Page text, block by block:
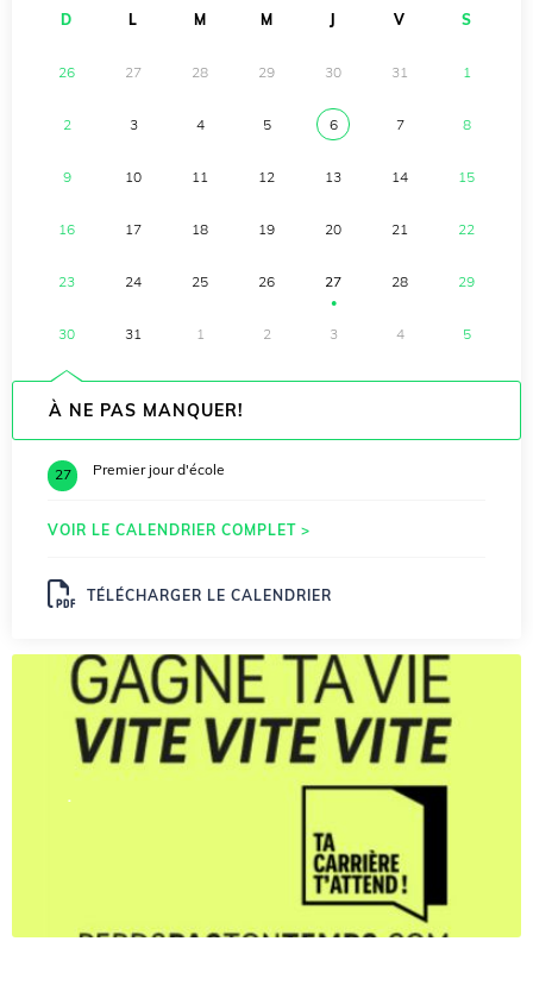
D L M M V S
26 27 28 29 30 31 1
2 3 4 5 6 7 8
9 10 11 12 13 14 15
16 17 18 19 20 21 22
23 24 25 26 27
●
28 29
30 31 1 2 3 4 5
À NE PAS MANQUER!
27 Premier jour d'école
VOIR LE CALENDRIER COMPLET >
TÉLÉCHARGER LE CALENDRIER
.